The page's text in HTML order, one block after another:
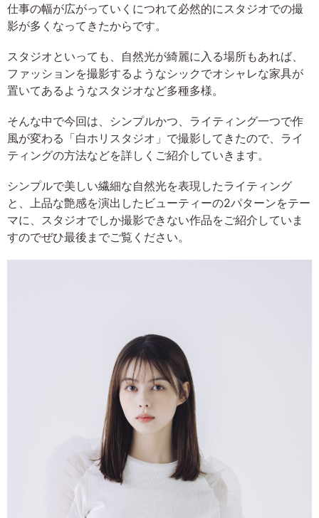
仕事の幅が広がっていくにつれて必然的にスタジオでの撮
影が多くなってきたからです。
スタジオといっても、自然光が綺麗に入る場所もあれば、
ファッションを撮影するようなシックでオシャレな家具が
置いてあるようなスタジオなど多種多様。
そんな中で今回は、シンプルかつ、ライティング一つで作
風が変わる「白ホリスタジオ」で撮影してきたので、ライ
ティングの方法などを詳しくご紹介していきます。
シンプルで美しい繊細な自然光を表現したライティング
と、上品な艶感を演出したビューティーの2パターンをテー
マに、スタジオでしか撮影できない作品をご紹介していま
すのでぜひ最後までご覧ください。